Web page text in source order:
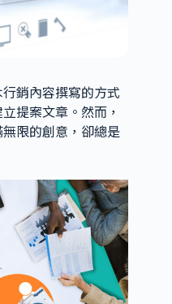
銷內容撰寫的方式
提案文章。然而，
限的創意，卻總是